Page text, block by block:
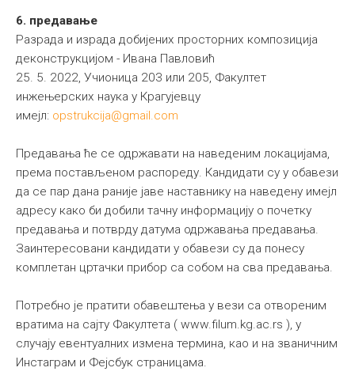
6. предавање
Разрада и израда добијених просторних композиција
деконструкцијом - Ивана Павловић
25. 5. 2022, Учионица 203 или 205, Факултет
инжењерских наука у Крагујевцу
имејл: opstrukcija@gmail.com
Предавања ће се одржавати на наведеним локацијама,
према постављеном распореду. Кандидати су у обавези
да се пар дана раније јаве наставнику на наведену имејл
адресу како би добили тачну информацију о почетку
предавања и потврду датума одржавања предавања.
Заинтересовани кандидати у обавези су да понесу
комплетан цртачки прибор са собом на сва предавања.
Потребно је пратити обавештења у вези са отвореним
вратима на сајту Факултета ( www.filum.kg.ac.rs ), у
случају евентуалних измена термина, као и на званичним
Инстаграм и Фејсбук страницама.